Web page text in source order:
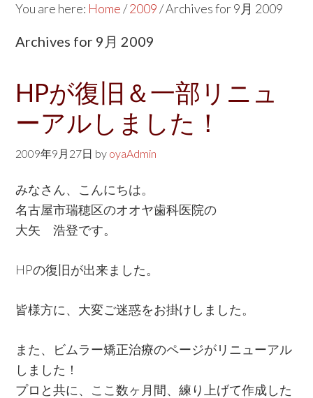
i
e
b
i
e
You are here: Home/2009/Archives for 9月 2009
Archives for 9月 2009
HPが復旧＆一部リニュ
ーアルしました！
2009年9月27日 by oyaAdmin
みなさん、こんにちは。
名古屋市瑞穂区のオオヤ歯科医院の
大矢 浩登です。
HPの復旧が出来ました。
皆様方に、大変ご迷惑をお掛けしました。
また、ビムラー矯正治療のページがリニューアル
しました！
プロと共に、ここ数ヶ月間、練り上げて作成した